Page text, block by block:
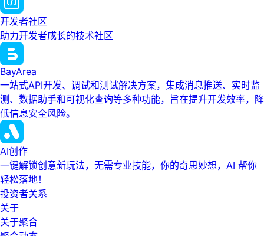
开发者社区
助力开发者成长的技术社区
BayArea
一站式API开发、调试和测试解决方案，集成消息推送、实时监
测、数据助手和可视化查询等多种功能，旨在提升开发效率，降
低信息安全风险。
AI创作
一键解锁创意新玩法，无需专业技能，你的奇思妙想，AI 帮你
轻松落地！
投资者关系
关于
关于聚合